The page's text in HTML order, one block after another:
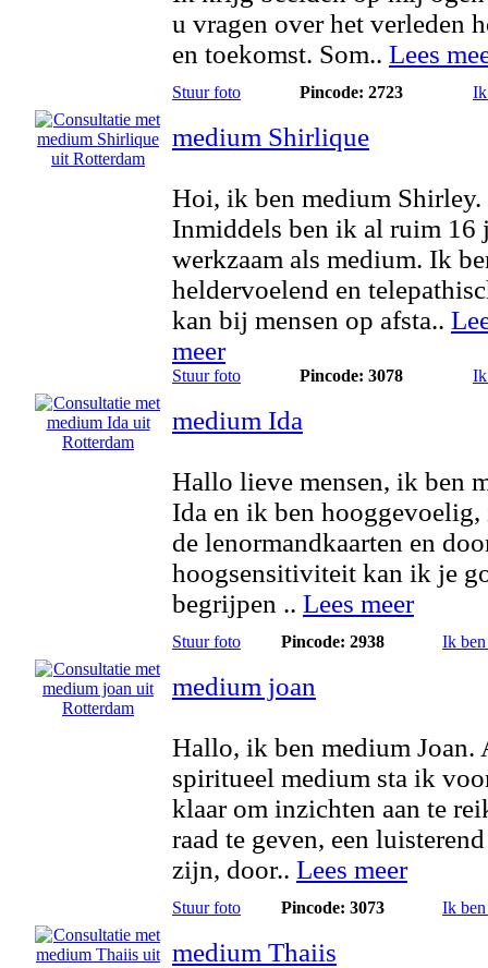
u vragen over het verleden
en toekomst. Som.. Lees
Stuur foto Pincode: 2723 Ik
medium Shirlique
Hoi, ik ben medium Shirley.
Inmiddels ben ik al ruim 16
werkzaam als medium. Ik
heldervoelend en
kan bij mensen op afsta..
meer
Stuur foto Pincode: 3078 Ik
medium Ida
Hallo lieve mensen, ik ben
Ida en ik ben
de lenormandkaarten en
hoogsensitiviteit kan ik je
begrijpen .. Lees meer
Stuur foto Pincode: 2938 Ik
medium joan
Hallo, ik ben medium Joan.
spiritueel medium sta ik
klaar om inzichten aan te
raad te geven, een
zijn, door.. Lees meer
Stuur foto Pincode: 3073 Ik
medium Thaiis